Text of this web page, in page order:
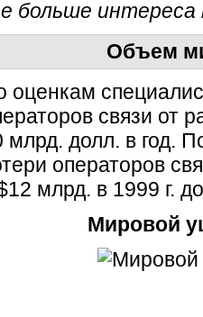
больше
Объем
оценкам
связи от
млрд. долл. в год.
операторов
млрд. в 1999 г.
Мировой